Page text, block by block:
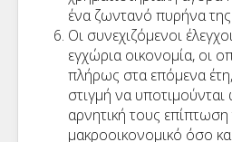
ένα ζωντανό πυρήνα της.
Οι συνεχιζόμενοι
εγχώρια οικονομία, οι
πλήρως στα επόμενα
στιγμή να
αρνητική τους
μακροοικονομικό όσο